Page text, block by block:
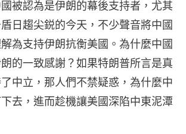
被認為是伊朗的幕後支持者，尤其
日趨尖鋭的今天，不少聲音將中國
為支持伊朗抗衡美國。為什麼中國
的一致感謝？如果特朗普所言是真
中立，那人們不禁疑惑，為什麼中
去，進而趁機讓美國深陷中東泥潭